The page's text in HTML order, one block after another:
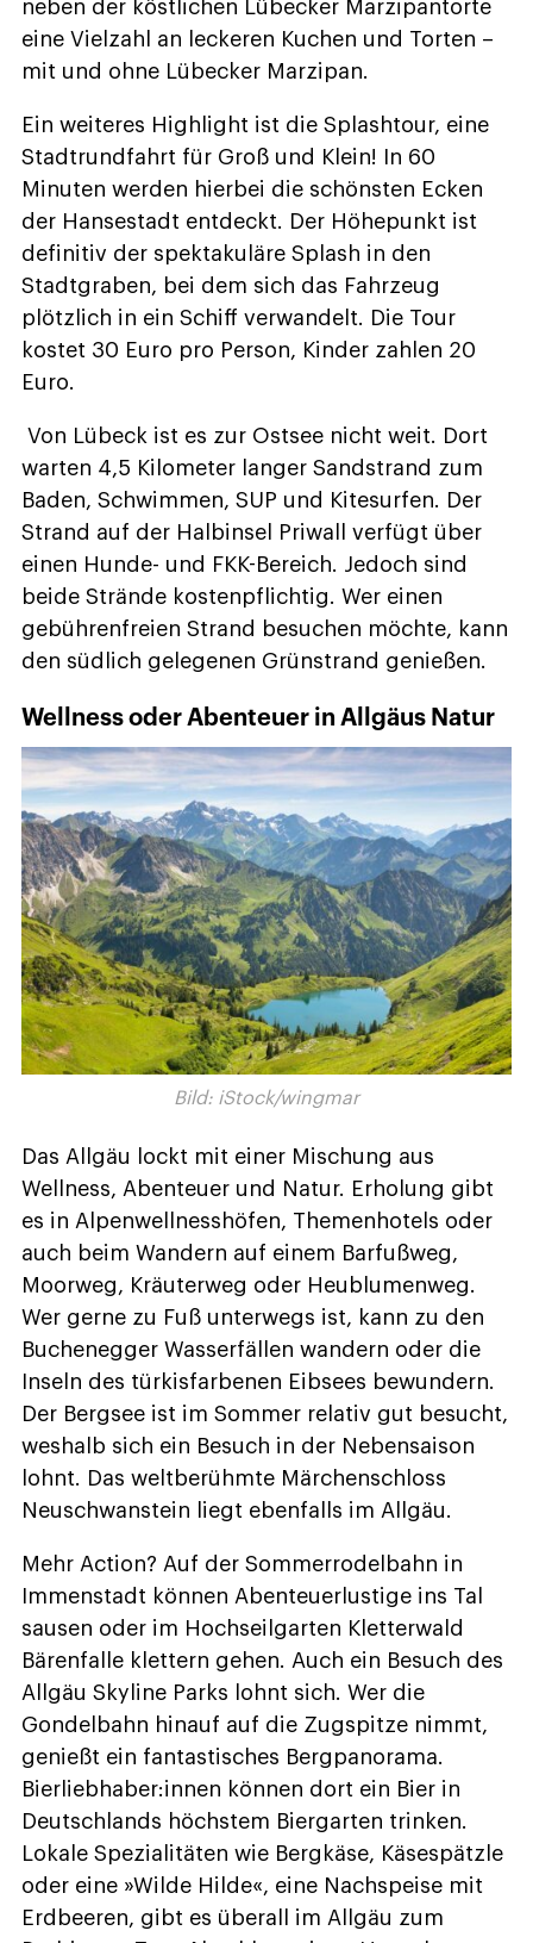
neben der köstlichen Lübecker Marzipantorte
eine Vielzahl an leckeren Kuchen und Torten –
mit und ohne Lübecker Marzipan.
Ein weiteres Highlight ist die Splashtour, eine
Stadtrundfahrt für Groß und Klein! In 60
Minuten werden hierbei die schönsten Ecken
der Hansestadt entdeckt. Der Höhepunkt ist
definitiv der spektakuläre Splash in den
Stadtgraben, bei dem sich das Fahrzeug
plötzlich in ein Schiff verwandelt. Die Tour
kostet 30 Euro pro Person, Kinder zahlen 20
Euro.
Von Lübeck ist es zur Ostsee nicht weit. Dort
warten 4,5 Kilometer langer Sandstrand zum
Baden, Schwimmen, SUP und Kitesurfen. Der
Strand auf der Halbinsel Priwall verfügt über
einen Hunde- und FKK-Bereich. Jedoch sind
beide Strände kostenpflichtig. Wer einen
gebührenfreien Strand besuchen möchte, kann
den südlich gelegenen Grünstrand genießen.
Wellness oder Abenteuer in Allgäus Natur
Bild: iStock/wingmar
Das Allgäu lockt mit einer Mischung aus
Wellness, Abenteuer und Natur. Erholung gibt
es in Alpenwellnesshöfen, Themenhotels oder
auch beim Wandern auf einem Barfußweg,
Moorweg, Kräuterweg oder Heublumenweg.
Wer gerne zu Fuß unterwegs ist, kann zu den
Buchenegger Wasserfällen wandern oder die
Inseln des türkisfarbenen Eibsees bewundern.
Der Bergsee ist im Sommer relativ gut besucht,
weshalb sich ein Besuch in der Nebensaison
lohnt. Das weltberühmte Märchenschloss
Neuschwanstein liegt ebenfalls im Allgäu.
Mehr Action? Auf der Sommerrodelbahn in
Immenstadt können Abenteuerlustige ins Tal
sausen oder im Hochseilgarten Kletterwald
Bärenfalle klettern gehen. Auch ein Besuch des
Allgäu Skyline Parks lohnt sich. Wer die
Gondelbahn hinauf auf die Zugspitze nimmt,
genießt ein fantastisches Bergpanorama.
Bierliebhaber:innen können dort ein Bier in
Deutschlands höchstem Biergarten trinken.
Lokale Spezialitäten wie Bergkäse, Käsespätzle
oder eine »Wilde Hilde«, eine Nachspeise mit
Erdbeeren, gibt es überall im Allgäu zum